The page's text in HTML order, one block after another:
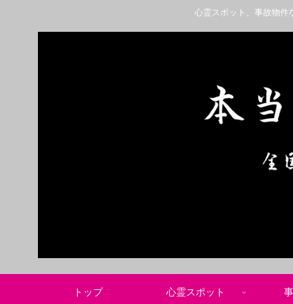
心霊スポット、事故物件
トップ 心霊スポット